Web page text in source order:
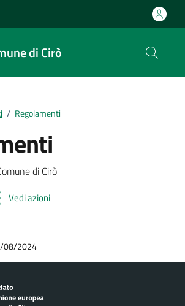
di Cirò
/ Regolamenti
di Cirò
Vedi azioni
08/2024